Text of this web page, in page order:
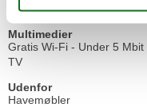
Vaskemaskine
Multimedier
Gratis Wi-Fi - Under 5 Mbit
TV
Udenfor
Havemøbler